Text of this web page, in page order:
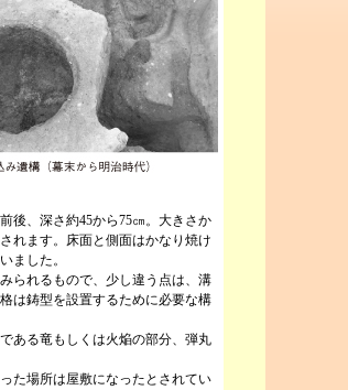
後、深さ約45から75㎝。大きさか
れます。床面と側面はかなり焼け
ました。
られるもので、少し違う点は、溝
は鋳型を設置するために必要な構
ある竜もしくは火焔の部分、弾丸
た場所は屋敷になったとされてい